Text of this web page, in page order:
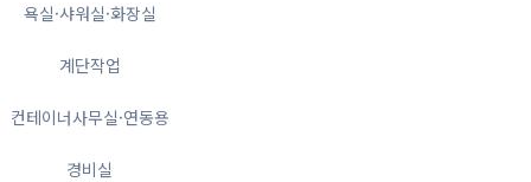
욕실·샤워실·화장실
계단작업
컨테이너사무실·연동용
경비실